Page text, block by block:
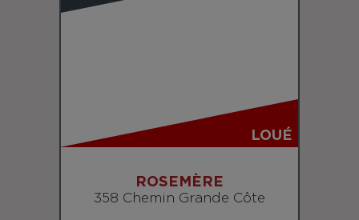
LOUÉ
ROSEMÈRE
358 Chemin Grande Côte